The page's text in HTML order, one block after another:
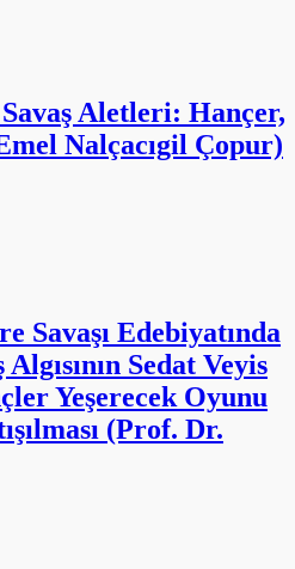
Savaşı Edebiyatında
Algısının Sedat Veyis
Yeşerecek Oyunu
(Prof. Dr.
Divan
(Doç. Dr. Kaplan